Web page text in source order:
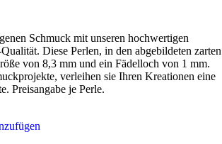
Schmuck mit unseren hochwertigen
Diese Perlen, in den abgebildeten zarten
von 8,3 mm und ein Fädelloch von 1 mm.
verleihen sie Ihren Kreationen eine
Preisangabe je Perle.